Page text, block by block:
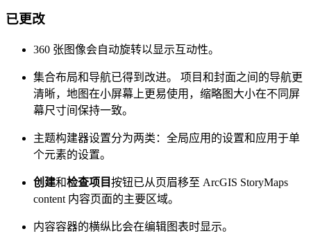
已更改
360 张图像会自动旋转以显示互动性。
集合布局和导航已得到改进。 项目和封面之间的导航更
清晰，地图在小屏幕上更易使用，缩略图大小在不同屏
幕尺寸间保持一致。
主题构建器设置分为两类：全局应用的设置和应用于单
个元素的设置。
创建和检查项目按钮已从页眉移至 ArcGIS StoryMaps
content 内容页面的主要区域。
内容容器的横纵比会在编辑图表时显示。